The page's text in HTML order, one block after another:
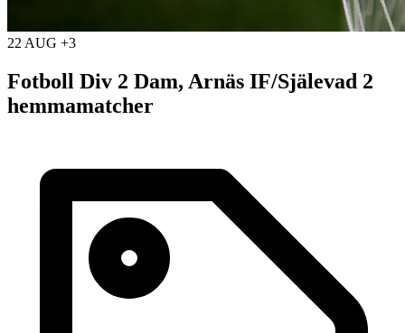
22 AUG +3
Fotboll Div 2 Dam, Arnäs IF/Själevad 2
hemmamatcher